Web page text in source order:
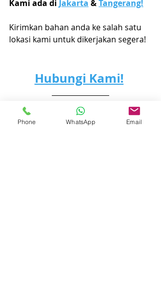
Kami ada di Jakarta & Tangerang!
Kirimkan bahan anda ke salah satu
lokasi kami untuk dikerjakan segera!
Hubungi Kami!
Kirimkan Pesan WA ke
Kami!
Phone WhatsApp Email